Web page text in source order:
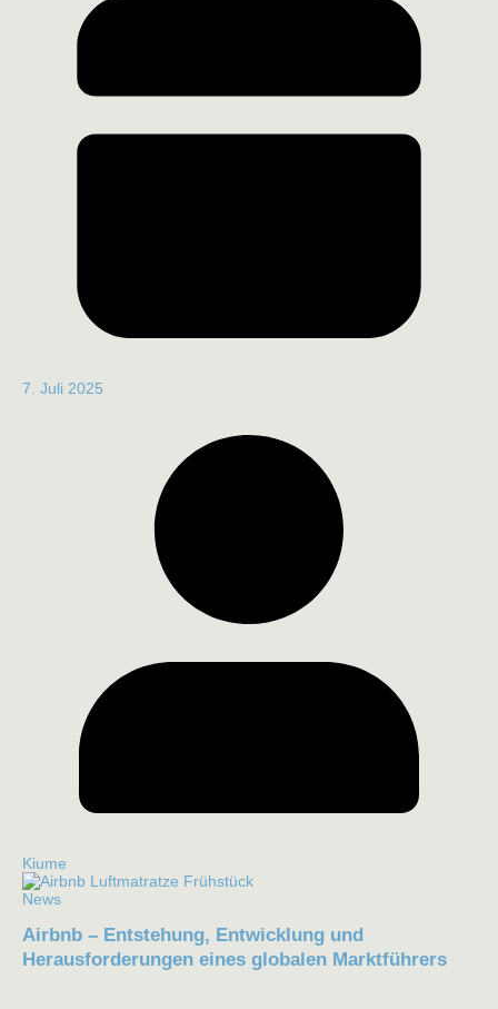
7. Juli 2025
Kiume
News
Airbnb – Entstehung, Entwicklung und
Herausforderungen eines globalen Marktführers